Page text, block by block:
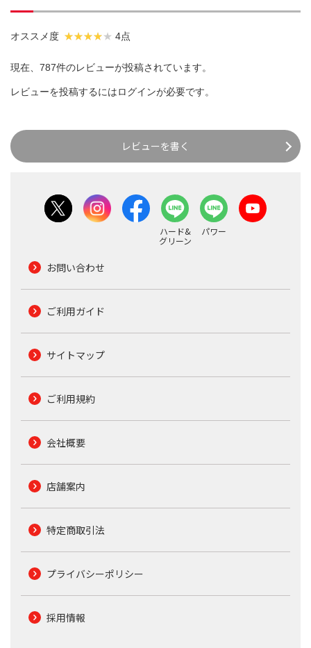
オススメ度 4点
現在、787件のレビューが投稿されています。
レビューを投稿するにはログインが必要です。
レビューを書く
ハード&
グリーン
パワー
お問い合わせ
ご利用ガイド
サイトマップ
ご利用規約
会社概要
店舗案内
特定商取引法
プライバシーポリシー
採用情報